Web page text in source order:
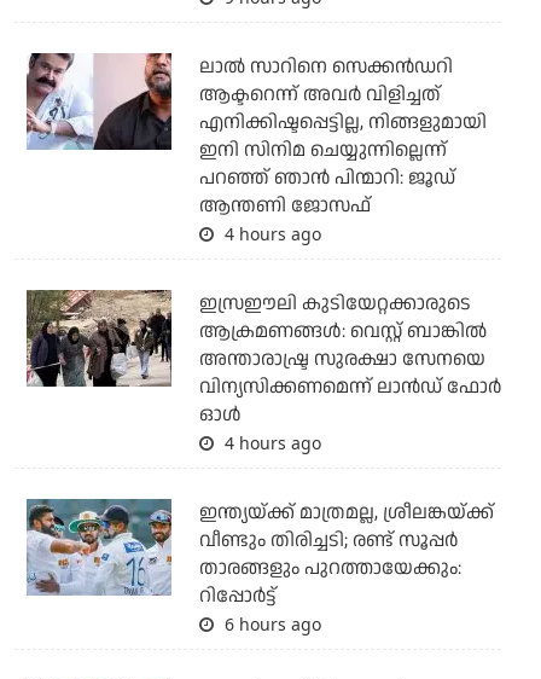
ലാല്‍ സാറിനെ സെക്കന്‍ഡറി
ആക്ടറെന്ന് അവര്‍ വിളിച്ചത്
എനിക്കിഷ്ടപ്പെട്ടില്ല, നിങ്ങളുമായി
ഇനി സിനിമ ചെയ്യുന്നില്ലെന്ന്
പറഞ്ഞ് ഞാന്‍ പിന്മാറി: ജൂഡ്
ആന്തണി ജോസഫ്
4 hours ago
ഇസ്രഈലി കുടിയേറ്റക്കാരുടെ
ആക്രമണങ്ങള്‍: വെസ്റ്റ് ബാങ്കില്‍
അന്താരാഷ്ട്ര സുരക്ഷാ സേനയെ
വിന്യസിക്കണമെന്ന് ലാന്‍ഡ് ഫോര്‍
ഓള്‍
4 hours ago
ഇന്ത്യയ്ക്ക് മാത്രമല്ല, ശ്രീലങ്കയ്ക്ക്
വീണ്ടും തിരിച്ചടി; രണ്ട് സൂപ്പര്‍
താരങ്ങളും പുറത്തായേക്കും:
റിപ്പോര്‍ട്ട്
6 hours ago